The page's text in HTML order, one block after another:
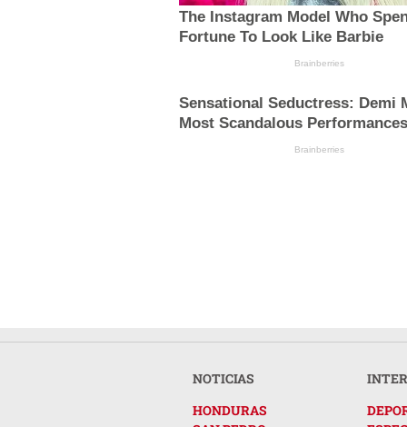
The Instagram Model Who
Fortune To Look Like Barbie
Brainberries
Sensational Seductress: Demi
Most Scandalous Performances
Brainberries
NOTICIAS
HONDURAS